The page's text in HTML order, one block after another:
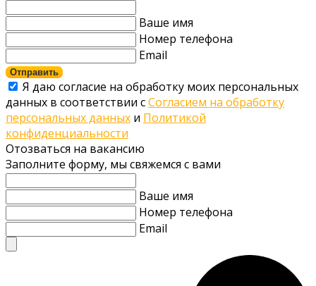
Ваше имя
Номер телефона
Email
Отправить
Я даю согласие на обработку моих персональных
данных в соответствии сСогласием на обработку
персональных данных и Политикой
конфиденциальности
Отозваться на вакансию
Заполните форму, мы свяжемся с вами
Ваше имя
Номер телефона
Email